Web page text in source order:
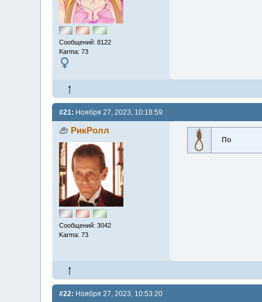
Сообщений: 8122
Karma: 73
#21: Ноября 27, 2023, 10:18:59
РикРолл
Сообщений: 3042
Karma: 73
По
#22: Ноября 27, 2023, 10:53:20